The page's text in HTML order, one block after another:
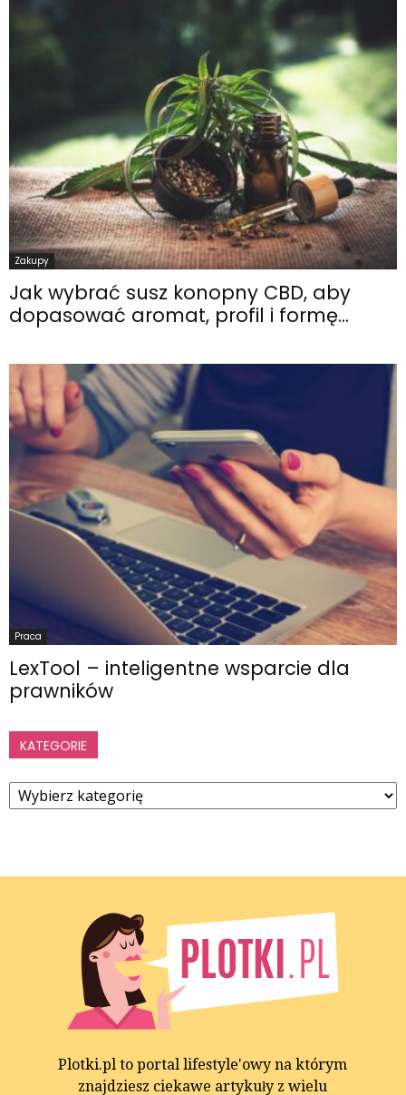
Zakupy
Jak wybrać susz konopny CBD, aby
dopasować aromat, profil i formę...
Praca
LexTool – inteligentne wsparcie dla
prawników
KATEGORIE
Kategorie
Plotki.pl to portal lifestyle'owy na którym
znajdziesz ciekawe artykuły z wielu